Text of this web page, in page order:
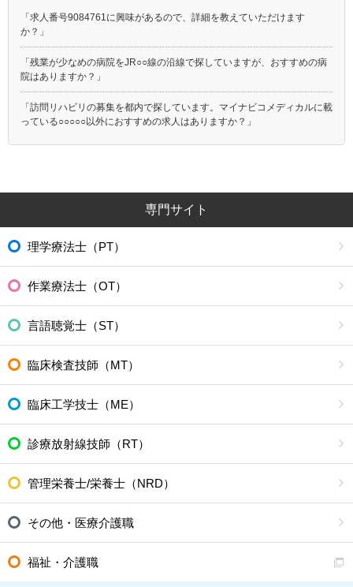
「求人番号9084761に興味があるので、詳細を教えていただけます
か？」
「残業が少なめの病院をJR○○線の沿線で探していますが、おすすめの病
院はありますか？」
「訪問リハビリの募集を都内で探しています。マイナビコメディカルに載
っている○○○○○以外におすすめの求人はありますか？」
専門サイト
理学療法士（PT）
作業療法士（OT）
言語聴覚士（ST）
臨床検査技師（MT）
臨床工学技士（ME）
診療放射線技師（RT）
管理栄養士/栄養士（NRD）
その他・医療介護職
福祉・介護職